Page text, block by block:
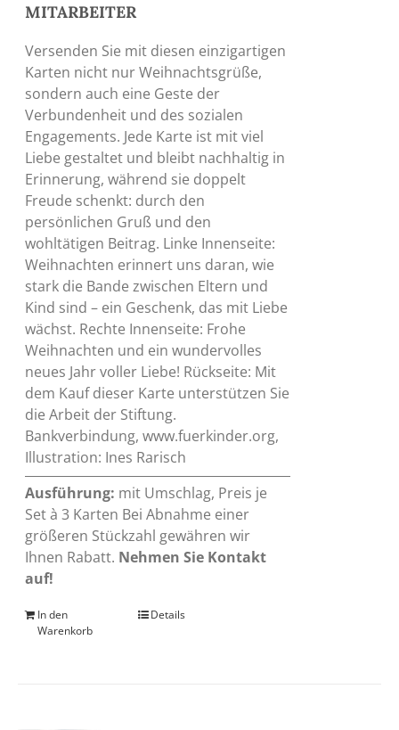
MITARBEITER
Versenden Sie mit diesen einzigartigen
Karten nicht nur Weihnachtsgrüße,
sondern auch eine Geste der
Verbundenheit und des sozialen
Engagements. Jede Karte ist mit viel
Liebe gestaltet und bleibt nachhaltig in
Erinnerung, während sie doppelt
Freude schenkt: durch den
persönlichen Gruß und den
wohltätigen Beitrag. Linke Innenseite:
Weihnachten erinnert uns daran, wie
stark die Bande zwischen Eltern und
Kind sind – ein Geschenk, das mit Liebe
wächst. Rechte Innenseite: Frohe
Weihnachten und ein wundervolles
neues Jahr voller Liebe! Rückseite: Mit
dem Kauf dieser Karte unterstützen Sie
die Arbeit der Stiftung.
Bankverbindung, www.fuerkinder.org,
Illustration: Ines Rarisch
Ausführung: mit Umschlag, Preis je
Set à 3 Karten Bei Abnahme einer
größeren Stückzahl gewähren wir
Ihnen Rabatt. Nehmen Sie Kontakt
auf!
In den
Warenkorb
Details